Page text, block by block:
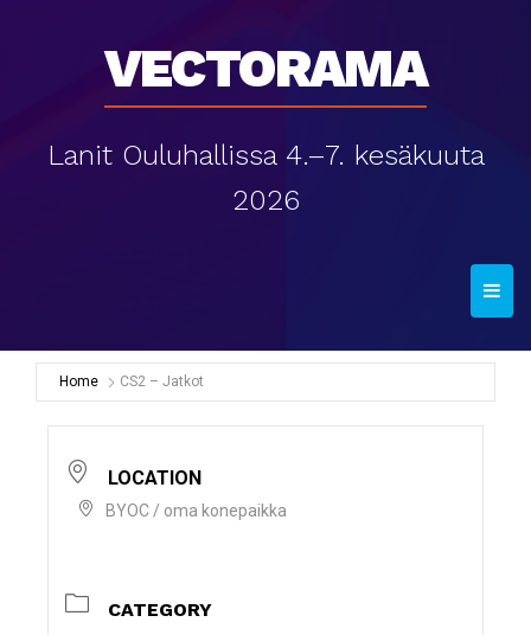
Vectorama
Lanit Ouluhallissa 4.–7. kesäkuuta
2026
T
o
g
l
Home CS2 – Jatkot
LOCATION
BYOC / oma konepaikka
CATEGORY